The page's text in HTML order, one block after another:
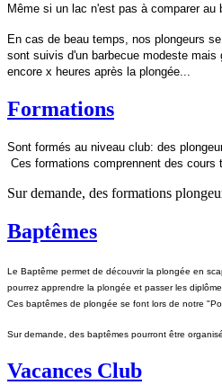
Même si un lac n'est pas à comparer
En cas de beau temps, nos plongeurs
sont suivis d'un barbecue modeste
encore x heures après la plongée...
Formations
Sont formés au niveau club: des
Ces formations comprennent des cours
Sur demande, des formations
Baptêmes
Le Baptême permet de découvrir la plongée en
pourrez apprendre la plongée et passer les
Ces baptêmes de plongée se font lors de notre
Sur demande, des baptêmes pourront être
Vacances Club